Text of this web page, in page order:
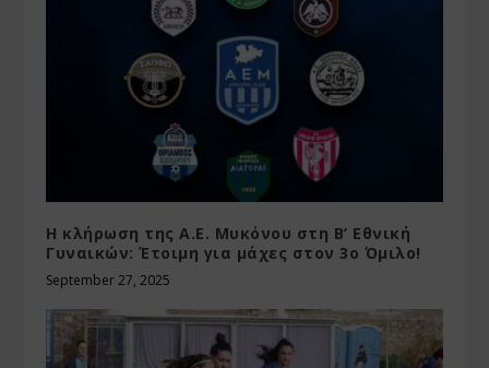
Η κλήρωση της Α.Ε. Μυκόνου στη Β’ Εθνική
Γυναικών: Έτοιμη για μάχες στον 3ο Όμιλο!
September 27, 2025